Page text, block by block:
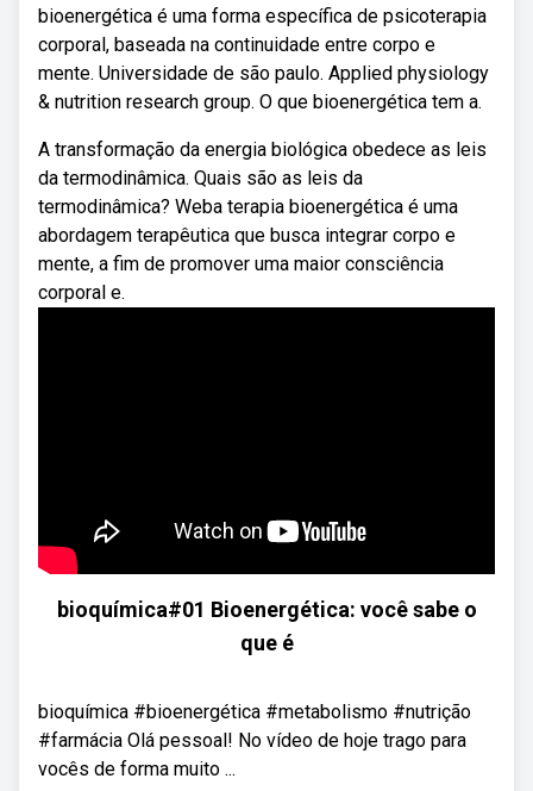
bioenergética é uma forma específica de psicoterapia
corporal, baseada na continuidade entre corpo e
mente. Universidade de são paulo. Applied physiology
& nutrition research group. O que bioenergética tem a.
A transformação da energia biológica obedece as leis
da termodinâmica. Quais são as leis da
termodinâmica? Weba terapia bioenergética é uma
abordagem terapêutica que busca integrar corpo e
mente, a fim de promover uma maior consciência
corporal e.
bioquímica#01 Bioenergética: você sabe o
que é
bioquímica #bioenergética #metabolismo #nutrição
#farmácia Olá pessoal! No vídeo de hoje trago para
vocês de forma muito ...